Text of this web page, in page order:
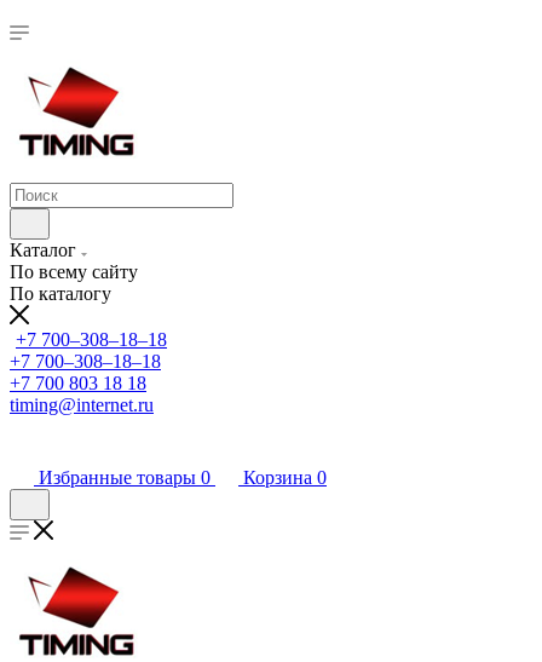
Каталог
По всему сайту
По каталогу
+7 700‒308‒18‒18
+7 700‒308‒18‒18
+7 700 803 18 18
timing@internet.ru
Избранные товары 0 Корзина 0